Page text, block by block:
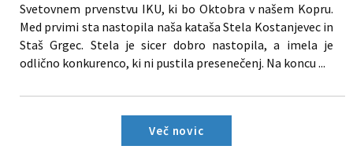
Svetovnem prvenstvu IKU, ki bo Oktobra v našem Kopru.
Med prvimi sta nastopila naša kataša Stela Kostanjevec in
Staš Grgec. Stela je sicer dobro nastopila, a imela je
odlično konkurenco, ki ni pustila presenečenj. Na koncu ...
Več novic